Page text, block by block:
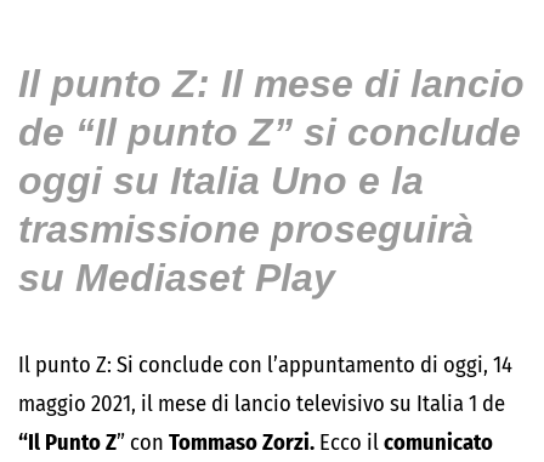
Il punto Z: Il mese di lancio
de “Il punto Z” si conclude
oggi su Italia Uno e la
trasmissione proseguirà
su Mediaset Play
Il punto Z: Si conclude con l’appuntamento di oggi, 14
maggio 2021, il mese di lancio televisivo su Italia 1 de
“Il Punto Z” con Tommaso Zorzi. Ecco ilcomunicato